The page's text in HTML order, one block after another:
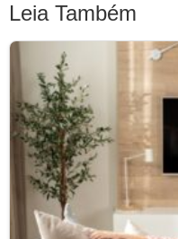
Leia Também